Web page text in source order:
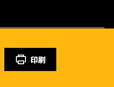
印刷